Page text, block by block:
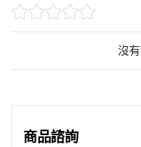
沒
商品諮詢